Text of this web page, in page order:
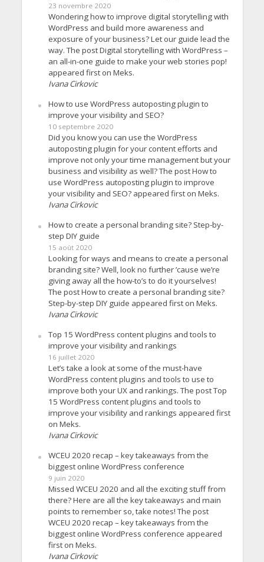
23 novembre 2020
Wondering how to improve digital storytelling with
WordPress and build more awareness and
exposure of your business? Let our guide lead the
way. The post Digital storytelling with WordPress –
an all-in-one guide to make your web stories pop!
appeared first on Meks.
Ivana Cirkovic
How to use WordPress autoposting plugin to
improve your visibility and SEO?
10 septembre 2020
Did you know you can use the WordPress
autoposting plugin for your content efforts and
improve not only your time management but your
business and visibility as well? The post How to
use WordPress autoposting plugin to improve
your visibility and SEO? appeared first on Meks.
Ivana Cirkovic
How to create a personal branding site? Step-by-
step DIY guide
15 août 2020
Looking for ways and means to create a personal
branding site? Well, look no further ’cause we’re
giving away all the how-to’s to do it yourselves!
The post How to create a personal branding site?
Step-by-step DIY guide appeared first on Meks.
Ivana Cirkovic
Top 15 WordPress content plugins and tools to
improve your visibility and rankings
16 juillet 2020
Let’s take a look at some of the must-have
WordPress content plugins and tools to use to
improve both your UX and rankings. The post Top
15 WordPress content plugins and tools to
improve your visibility and rankings appeared first
on Meks.
Ivana Cirkovic
WCEU 2020 recap – key takeaways from the
biggest online WordPress conference
9 juin 2020
Missed WCEU 2020 and all the exciting stuff from
there? Here are all the key takeaways and main
points to remember so, take notes! The post
WCEU 2020 recap – key takeaways from the
biggest online WordPress conference appeared
first on Meks.
Ivana Cirkovic